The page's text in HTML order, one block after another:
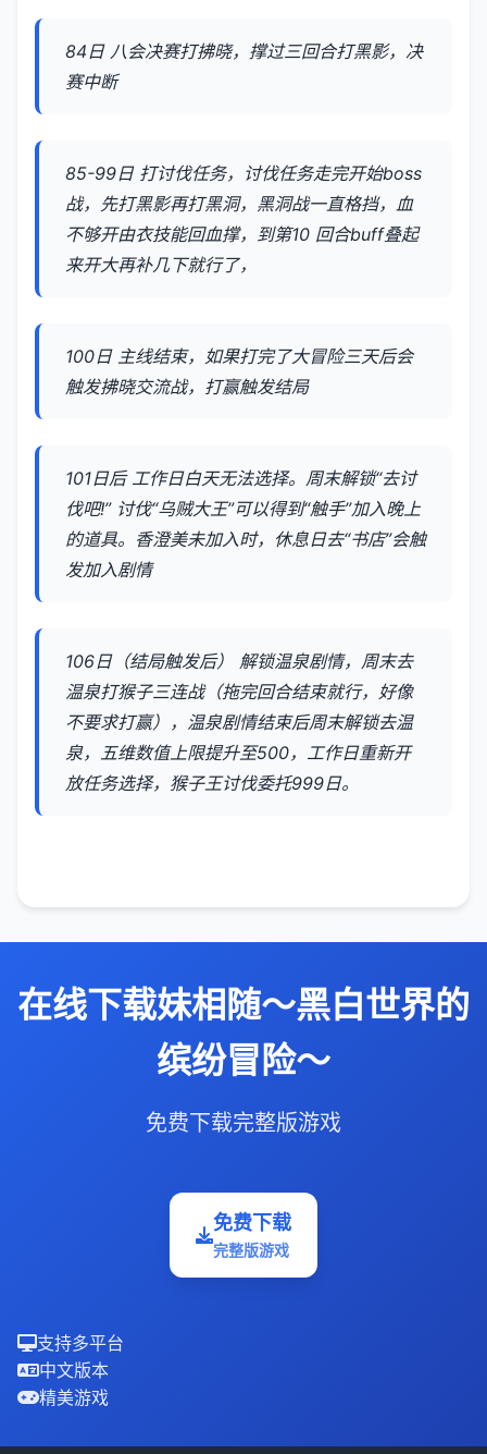
84日 八会决赛打拂晓，撑过三回合打黑影，决
赛中断
85-99日 打讨伐任务，讨伐任务走完开始boss
战，先打黑影再打黑洞，黑洞战一直格挡，血
不够开由衣技能回血撑，到第10 回合buff叠起
来开大再补几下就行了，
100日 主线结束，如果打完了大冒险三天后会
触发拂晓交流战，打赢触发结局
101日后 工作日白天无法选择。周末解锁“去讨
伐吧!” 讨伐“乌贼大王”可以得到“触手”加入晚上
的道具。香澄美未加入时，休息日去“书店”会触
发加入剧情
106日（结局触发后） 解锁温泉剧情，周末去
温泉打猴子三连战（拖完回合结束就行，好像
不要求打赢），温泉剧情结束后周末解锁去温
泉，五维数值上限提升至500，工作日重新开
放任务选择，猴子王讨伐委托999日。
在线下载妹相随～黑白世界的
缤纷冒险～
免费下载完整版游戏
免费下载
完整版游戏
支持多平台
中文版本
精美游戏